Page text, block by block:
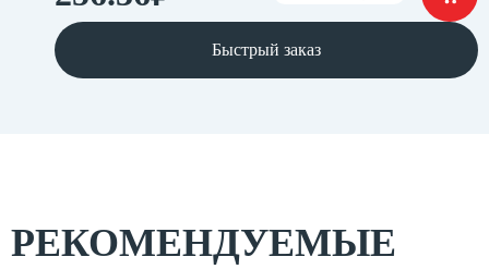
Быстрый заказ
РЕКОМЕНДУЕМЫЕ